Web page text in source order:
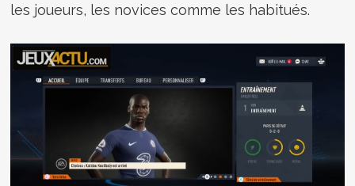
les joueurs, les novices comme les habitués.